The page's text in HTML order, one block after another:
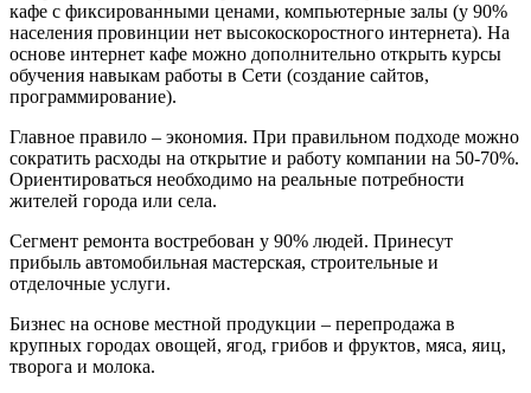
кафе с фиксированными ценами, компьютерные залы (у 90%
населения провинции нет высокоскоростного интернета). На
основе интернет кафе можно дополнительно открыть курсы
обучения навыкам работы в Сети (создание сайтов,
программирование).
Главное правило – экономия. При правильном подходе можно
сократить расходы на открытие и работу компании на 50-70%.
Ориентироваться необходимо на реальные потребности
жителей города или села.
Сегмент ремонта востребован у 90% людей. Принесут
прибыль автомобильная мастерская, строительные и
отделочные услуги.
Бизнес на основе местной продукции – перепродажа в
крупных городах овощей, ягод, грибов и фруктов, мяса, яиц,
творога и молока.